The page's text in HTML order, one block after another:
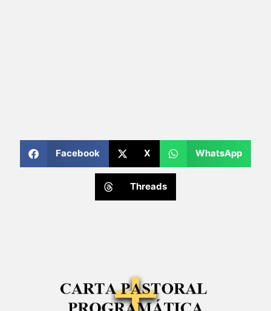
Facebook X WhatsApp
Threads